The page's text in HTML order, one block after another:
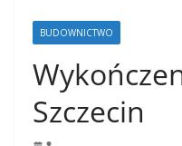
BUDOWNICTWO
Szczecin